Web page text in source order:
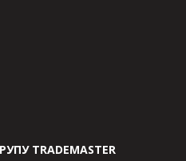
TRADEMASTER